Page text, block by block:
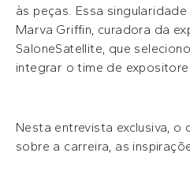
às peças. Essa
Marva Griffin, curadora da
SaloneSatellite, que
integrar o time de
Nesta entrevista exclusiva, o
sobre a carreira, as